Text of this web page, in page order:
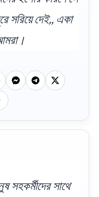
সরিয়ে দেই,, একা
সহকর্মীদের সাথে